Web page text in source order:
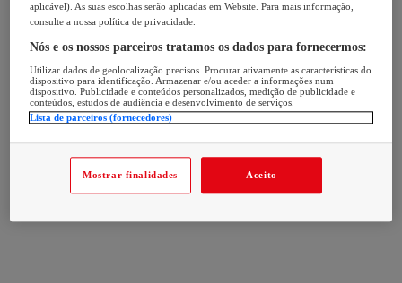
aplicável). As suas escolhas serão aplicadas em Website. Para mais informação,
consulte a nossa política de privacidade.
Nós e os nossos parceiros tratamos os dados para fornecermos:
Utilizar dados de geolocalização precisos. Procurar ativamente as características do
dispositivo para identificação. Armazenar e/ou aceder a informações num
dispositivo. Publicidade e conteúdos personalizados, medição de publicidade e
conteúdos, estudos de audiência e desenvolvimento de serviços.
Lista de parceiros (fornecedores)
Mostrar finalidades Aceito